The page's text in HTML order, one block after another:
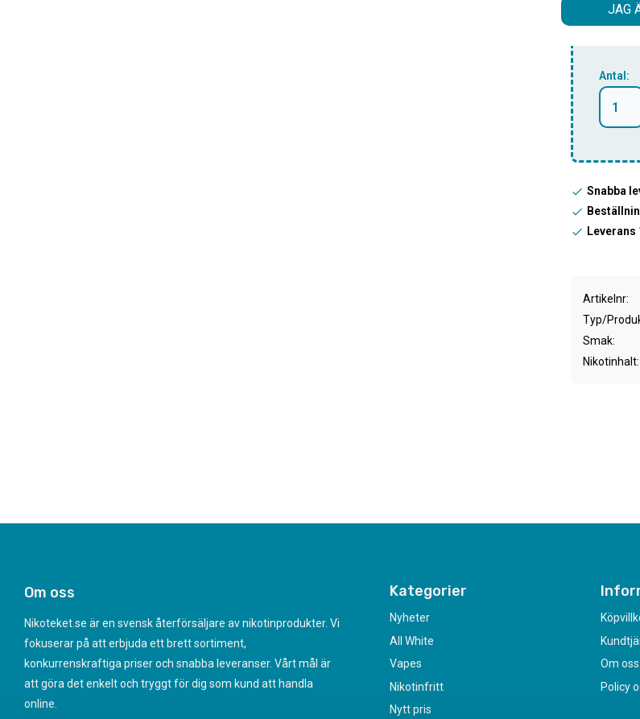
Lägg
Antal:
Snabba
Artikelnr
Typ/
Smak
Nikotinhalt
Om oss
Nikoteket.se är en svensk återförsäljare av nikotinprodukter. Vi
fokuserar på att erbjuda ett brett sortiment,
konkurrenskraftiga priser och snabba leveranser. Vårt mål är
att göra det enkelt och tryggt för dig som kund att handla
online.
Kategorier
Nyheter
All White
Vapes
Nikotinfritt
Nytt pris
Om oss
Policy
JAG